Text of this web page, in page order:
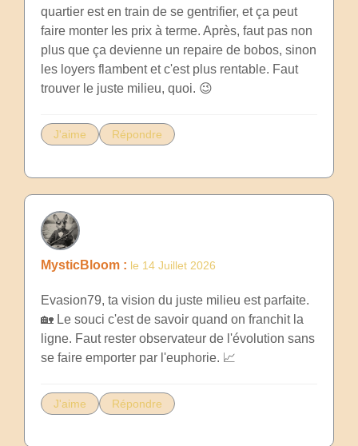
quartier est en train de se gentrifier, et ça peut
faire monter les prix à terme. Après, faut pas non
plus que ça devienne un repaire de bobos, sinon
les loyers flambent et c'est plus rentable. Faut
trouver le juste milieu, quoi. 😉
J'aime Répondre
MysticBloom : le 14 Juillet 2026
Evasion79, ta vision du juste milieu est parfaite.
🏡 Le souci c'est de savoir quand on franchit la
ligne. Faut rester observateur de l'évolution sans
se faire emporter par l'euphorie. 📈
J'aime Répondre